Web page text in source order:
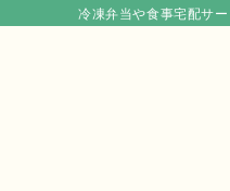
冷凍弁当や食事宅配サ